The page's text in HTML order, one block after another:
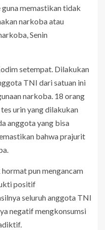
memastikan tidak
narkoba atau
Senin
setempat. Dilakukan
TNI dari satuan ini
narkoba. 18 orang
urin yang dilakukan
anggota yang bisa
bahwa prajurit
pun mengancam
positif
seluruh anggota TNI
negatif mengkonsumsi